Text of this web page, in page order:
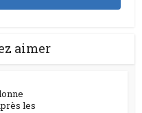
aimer
les